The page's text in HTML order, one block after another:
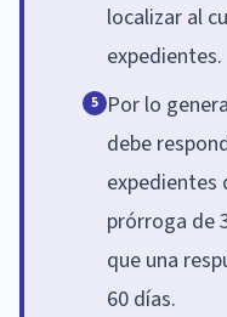
localizar al
expedientes.
5 Por lo
debe
expedientes
prórroga de
que una
60 días.